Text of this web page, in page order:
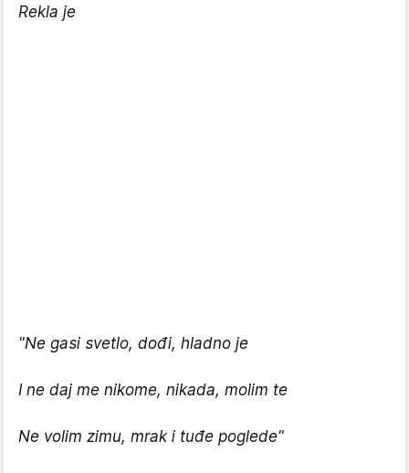
Rekla je
"Ne gasi svetlo, dođi, hladno je
I ne daj me nikome, nikada, molim te
Ne volim zimu, mrak i tuđe poglede"